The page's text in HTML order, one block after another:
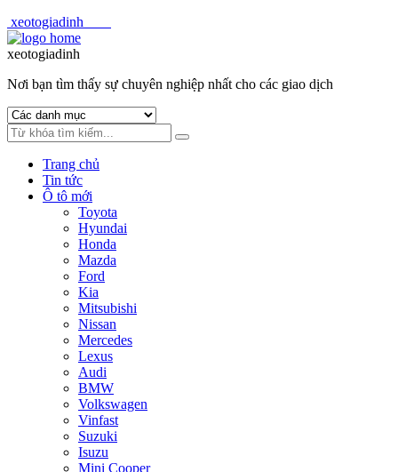
xeotogiadinh
Skip
to
Skip
to
xeotogiadinh
Nơi bạn tìm thấy sự chuyên nghiệp nhất cho các giao dịch
Trang chủ
Tin tức
Ô tô mới
Toyota
Hyundai
Honda
Mazda
Ford
Kia
Mitsubishi
Nissan
Mercedes
Lexus
Audi
BMW
Volkswagen
Vinfast
Suzuki
Isuzu
Mini Cooper